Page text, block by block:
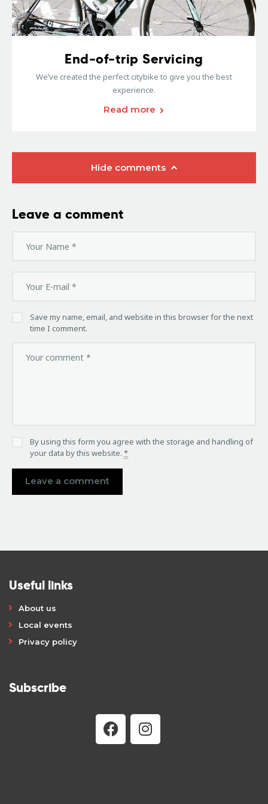
End-of-trip Servicing
We’ve created the perfect citybike to give you the best
experience.
Read more
Hide comments
Leave a comment
Save my name, email, and website in this browser for the next
time I comment.
By using this form you agree with the storage and handling of
your data by this website. *
Useful links
About us
Local events
Privacy policy
Subscribe